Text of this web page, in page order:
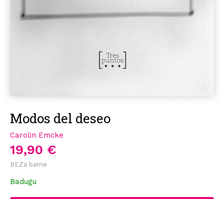
Modos del deseo
Carolin Emcke
19,90 €
BEZa barne
Badugu